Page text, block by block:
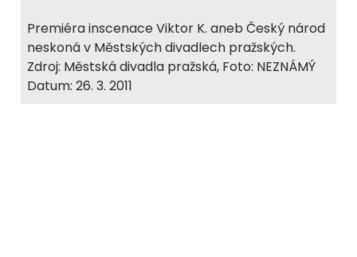
Premiéra inscenace Viktor K. aneb Český národ
neskoná v Městských divadlech pražských.
Zdroj: Městská divadla pražská, Foto: NEZNÁMÝ
Datum: 26. 3. 2011